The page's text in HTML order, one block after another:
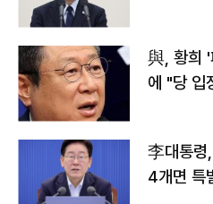
與, 황희 '
에 "당 입
李대통령
4개면 특